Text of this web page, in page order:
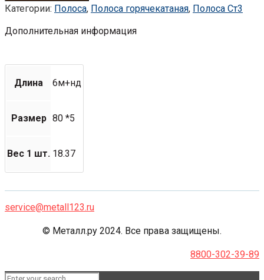
Категории: Полоса, Полоса горячекатаная, Полоса Ст3
Дополнительная информация
Длина 6м+нд
Размер 80 *5
Вес 1 шт. 18.37
service@metall123.ru
© Металл.ру 2024. Все права защищены.
8800-302-39-89